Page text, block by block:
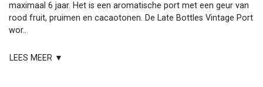
maximaal 6 jaar. Het is een aromatische port met een geur van
rood fruit, pruimen en cacaotonen. De Late Bottles Vintage Port
wor..
LEES MEER ▼